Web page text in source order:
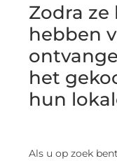
Zodra
hebben
het
hun
Als u op zoek